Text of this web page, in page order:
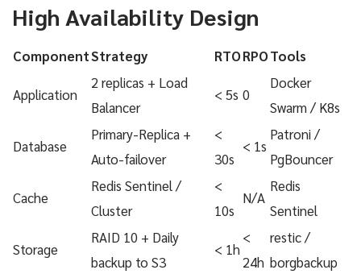
High Availability Design
ComponentStrategy RTORPOTools
Application
2 replicas + Load
Balancer
< 5s 0
Docker
Swarm / K8s
Database
Primary-Replica +
Auto-failover
<
30s
< 1s
Patroni /
PgBouncer
Cache
Redis Sentinel /
Cluster
<
10s
N/A
Redis
Sentinel
Storage
RAID 10 + Daily
backup to S3
< 1h
<
24h
restic /
borgbackup